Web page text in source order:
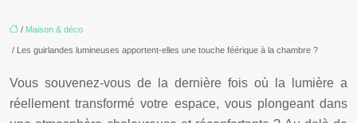
/ Maison & déco
/ Les guirlandes lumineuses apportent-elles une touche féérique à la chambre ?
Vous souvenez-vous de la dernière fois où la lumière a
réellement transformé votre espace, vous plongeant dans